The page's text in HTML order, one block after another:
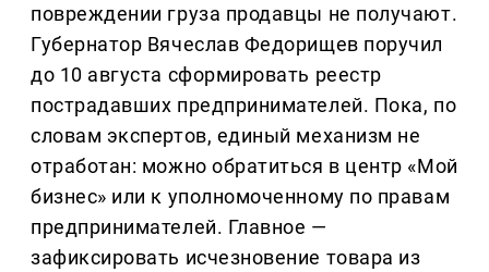
повреждении груза продавцы не получают.
Губернатор Вячеслав Федорищев поручил
до 10 августа сформировать реестр
пострадавших предпринимателей. Пока, по
словам экспертов, единый механизм не
отработан: можно обратиться в центр «Мой
бизнес» или к уполномоченному по правам
предпринимателей. Главное —
зафиксировать исчезновение товара из